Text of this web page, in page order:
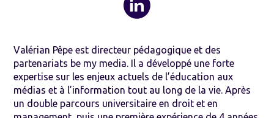
Valérian Pêpe est directeur pédagogique et des
partenariats be my media. Il a développé une forte
expertise sur les enjeux actuels de l’éducation aux
médias et à l’information tout au long de la vie. Après
un double parcours universitaire en droit et en